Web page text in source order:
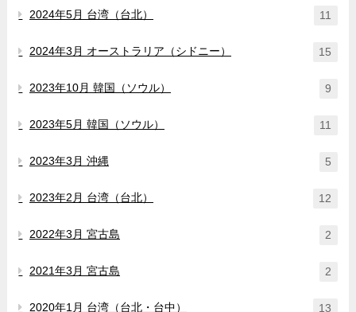
2024年5月 台湾（台北） 11
2024年3月 オーストラリア（シドニー） 15
2023年10月 韓国（ソウル） 9
2023年5月 韓国（ソウル） 11
2023年3月 沖縄 5
2023年2月 台湾（台北） 12
2022年3月 宮古島 2
2021年3月 宮古島 2
2020年1月 台湾（台北・台中） 13